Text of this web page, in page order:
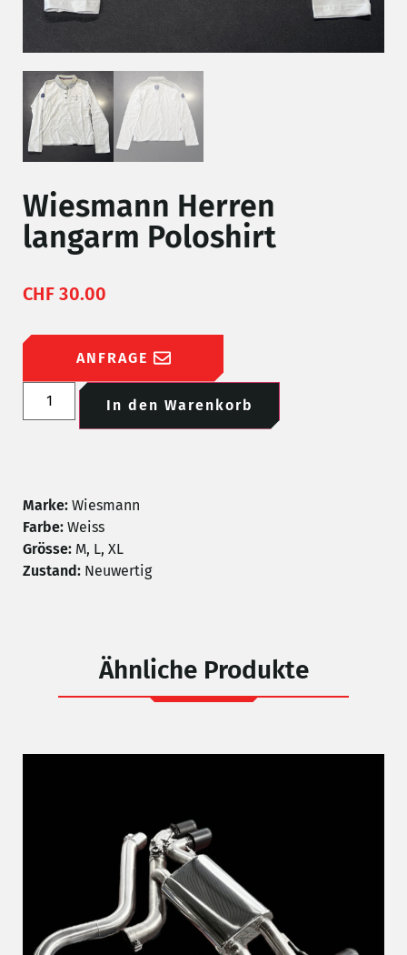
Wiesmann Herren
langarm Poloshirt
CHF30.00
ANFRAGE
In den Warenkorb
Marke: Wiesmann
Farbe: Weiss
Grösse: M, L, XL
Zustand: Neuwertig
Ähnliche Produkte